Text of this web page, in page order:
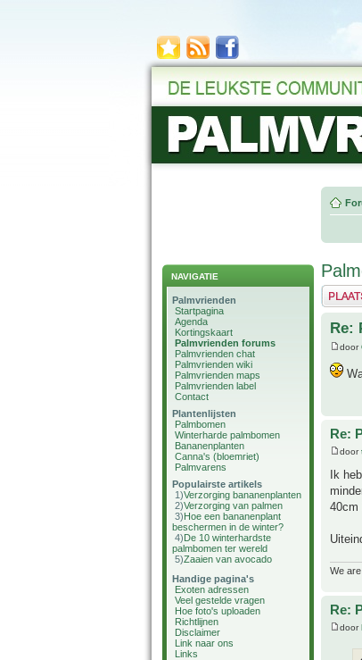
NAVIGATIE
Palmvrienden
Startpagina
Agenda
Kortingskaart
Palmvrienden forums
Palmvrienden chat
Palmvrienden wiki
Palmvrienden maps
Palmvrienden label
Contact
Plantenlijsten
Palmbomen
Winterharde palmbomen
Bananenplanten
Canna's (bloemriet)
Palmvarens
Populairste artikels
1)Verzorging bananenplanten
2)Verzorging van palmen
3)Hoe een bananenplant
beschermen in de winter?
4)De 10 winterhardste
palmbomen ter wereld
5)Zaaien van avocado
Handige pagina's
Exoten adressen
Veel gestelde vragen
Hoe foto's uploaden
Richtlijnen
Disclaimer
Link naar ons
Links
Plaats
Re:
door
Re:
door
Ik
40cm
We
Re:
door